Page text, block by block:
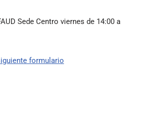
Sede Centro viernes de 14:00 a
formulario